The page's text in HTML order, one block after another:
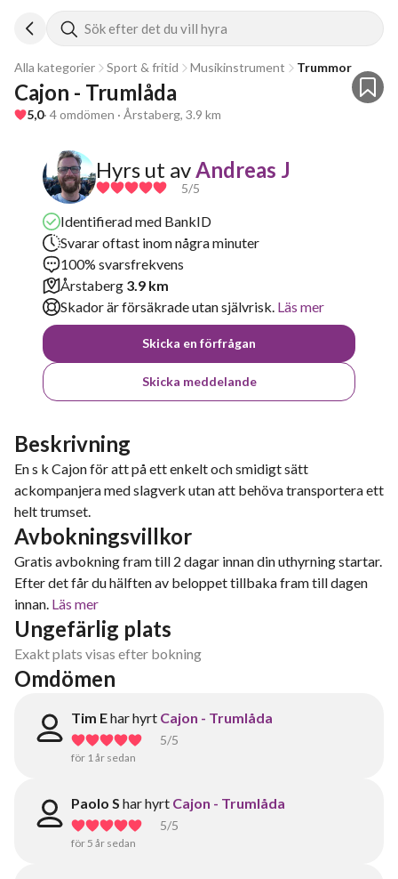
Sök efter det du vill hyra
Alla kategorier Sport & fritid Musikinstrument Trummor
Cajon - Trumlåda
5,0· 4 omdömen · Årstaberg, 3.9 km
Hyrs ut av Andreas J
5/5
Identifierad med BankID
Svarar oftast inom några minuter
100% svarsfrekvens
Årstaberg 3.9 km
Skador är försäkrade utan självrisk. Läs mer
Skicka en förfrågan
Skicka meddelande
Beskrivning
En s k Cajon för att på ett enkelt och smidigt sätt
ackompanjera med slagverk utan att behöva transportera ett
helt trumset.
Avbokningsvillkor
Gratis avbokning fram till 2 dagar innan din uthyrning startar.
Efter det får du hälften av beloppet tillbaka fram till dagen
innan. Läs mer
Ungefärlig plats
Exakt plats visas efter bokning
Omdömen
Tim Ehar hyrt Cajon - Trumlåda
5/5
för 1 år sedan
Paolo S har hyrt Cajon - Trumlåda
5/5
för 5 år sedan